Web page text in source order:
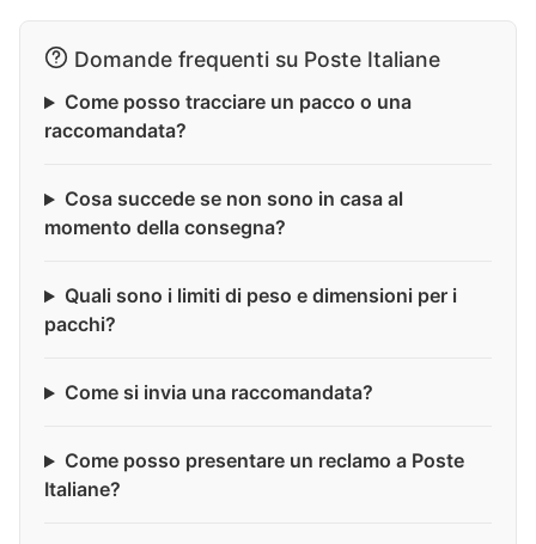
Domande frequenti su Poste Italiane
Come posso tracciare un pacco o una
raccomandata?
Cosa succede se non sono in casa al
momento della consegna?
Quali sono i limiti di peso e dimensioni per i
pacchi?
Come si invia una raccomandata?
Come posso presentare un reclamo a Poste
Italiane?